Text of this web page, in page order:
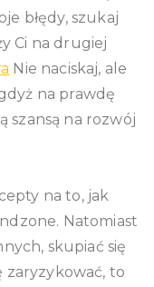
błędy, szukaj
Ci na drugiej
Nie naciskaj, ale
na prawdę
szansą na rozwój
na to, jak
Natomiast
skupiać się
zaryzykować, to